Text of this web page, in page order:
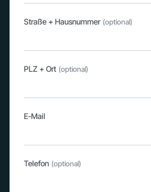
Straße + Hausnummer (optional)
PLZ + Ort (optional)
E-Mail
Telefon (optional)